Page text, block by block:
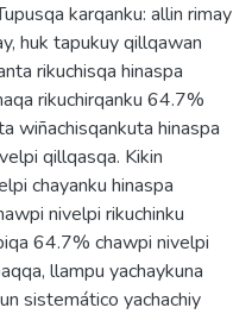
karqanku: allin rimay
huk tapukuy qillqawan
rikuchisqa hinaspa
rikuchirqanku 64.7%
wiñachisqankuta hinaspa
qillqasqa. Kikin
chayanku hinaspa
nivelpi rikuchinku
64.7% chawpi nivelpi
llampu yachaykuna
sistemático yachachiy